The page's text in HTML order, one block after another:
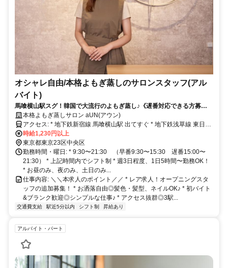
オシャレ自由/本格よもぎ蒸しのサロンスタッフ(アル
バイト)
馬喰横山駅スグ！韓国で大流行のよもぎ蒸し♪《遅番対応できる方募
集！》未経験歓迎◎週3日/1日5h〜勤務OK！高時給×交通費全額支給★
本格よもぎ蒸しサロン aUN(アウン)
アクセス: * 地下鉄新宿線 馬喰横山駅 出てすぐ * 地下鉄浅草線 東日本
橋駅 出てすぐ * JR総務線 馬喰町駅 A-3出口より徒歩2分
時給1,230円以上
東京都東京23区中央区
勤務時間・曜日: * 9:30〜21:30 （早番9:30〜15:30 遅番15:00〜
21:30） * 上記時間内でシフト制 * 週3日程度、1日5時間〜勤務OK！
* お昼のみ、夜のみ、土日のみ...
仕事内容: ＼＼本求人のポイント／／ * レア求人！オープニングスタ
ッフの追加募集！ * お洒落自由◎髪色・髪型、ネイルOK♪ * 初バイト
&ブランク歓迎◎シンプルな仕事♪ * アクセス抜群◎3駅...
交通費支給 駅近5分以内 シフト制 昇給あり
アルバイト・パート